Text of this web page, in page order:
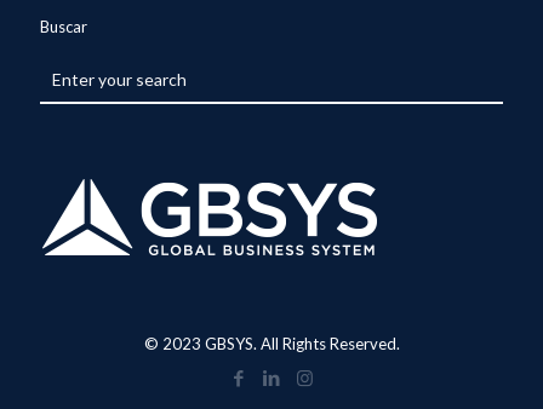
Buscar
© 2023 GBSYS. All Rights Reserved.